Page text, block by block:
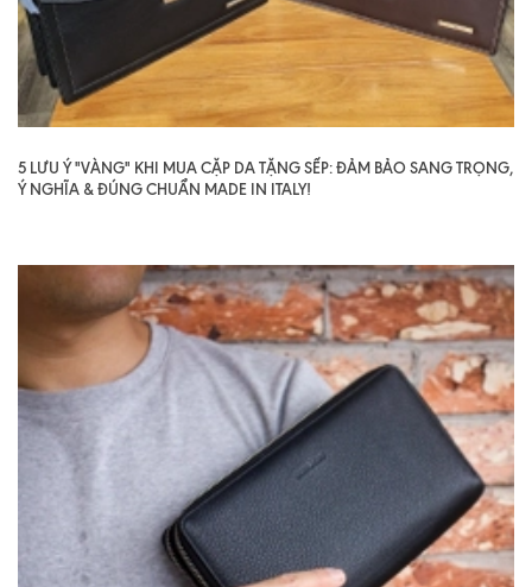
5 LƯU Ý "VÀNG" KHI MUA CẶP DA TẶNG SẾP: ĐẢM BẢO SANG TRỌNG,
Ý NGHĨA & ĐÚNG CHUẨN MADE IN ITALY!